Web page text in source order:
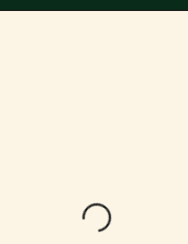
Loading...